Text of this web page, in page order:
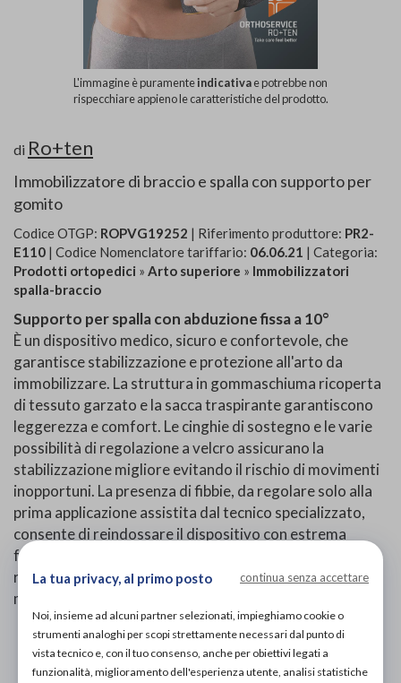
L'immagine è puramenteindicativae potrebbe non
rispecchiare appieno le caratteristiche del prodotto.
di Ro+ten
Immobilizzatore di braccio e spalla con supporto per
gomito
Codice OTGP: ROPVG19252 | Riferimento produttore: PR2-
E110 | Codice Nomenclatore tariffario: 06.06.21 | Categoria:
Prodotti ortopedici » Arto superiore » Immobilizzatori
spalla-braccio
Supporto per spalla con abduzione fissa a 10°
È un dispositivo medico, sicuro e confortevole, che
garantisce stabilizzazione e protezione all'arto da
immobilizzare. La struttura in gommaschiuma ricoperta
di tessuto garzato e la sacca traspirante garantiscono
leggerezza e comfort. Le cinghie di sostegno e le varie
possibilità di regolazione a velcro assicurano la
stabilizzazione migliore evitando il rischio di movimenti
inopportuni. La presenza di fibbie, da regolare solo alla
prima applicazione assistita dal tecnico specializzato,
consente di reindossare il dispositivo con estrema
facilità. Il cuscino è completato da una pallina
riabilitativa, ideale per mantenere in esercizio la
muscolatura della mano e dell'avambraccio.
PROVA E ACQUISTA IN NEGOZIO
DA113,00€
La tua privacy, al primo posto continua senza accettare
Noi, insieme ad alcuni partner selezionati, impieghiamo cookie o
strumenti analoghi per scopi strettamente necessari dal punto di
vista tecnico e, con il tuo consenso, anche per obiettivi legati a
funzionalità, miglioramento dell'esperienza utente, analisi statistiche